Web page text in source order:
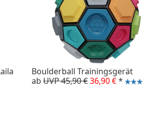
Boulderball Trainingsgerät
ab UVP 45,90 €36,90 €*